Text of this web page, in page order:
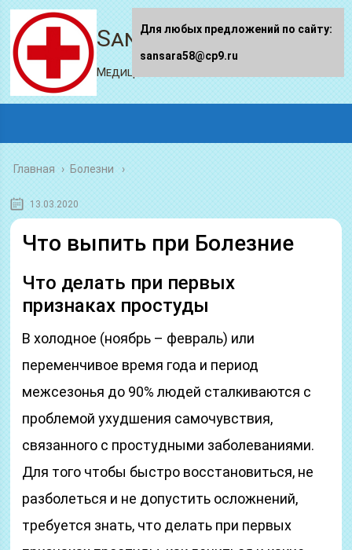
Sansara58.ru
Медицинский портал
Главная › Болезни
13.03.2020
Что выпить при Болезние
Что делать при первых
признаках простуды
В холодное (ноябрь – февраль) или
переменчивое время года и период
межсезонья до 90% людей сталкиваются с
проблемой ухудшения самочувствия,
связанного с простудными заболеваниями.
Для того чтобы быстро восстановиться, не
разболеться и не допустить осложнений,
требуется знать, что делать при первых
Для любых предложений по сайту:
sansara58@cp9.ru